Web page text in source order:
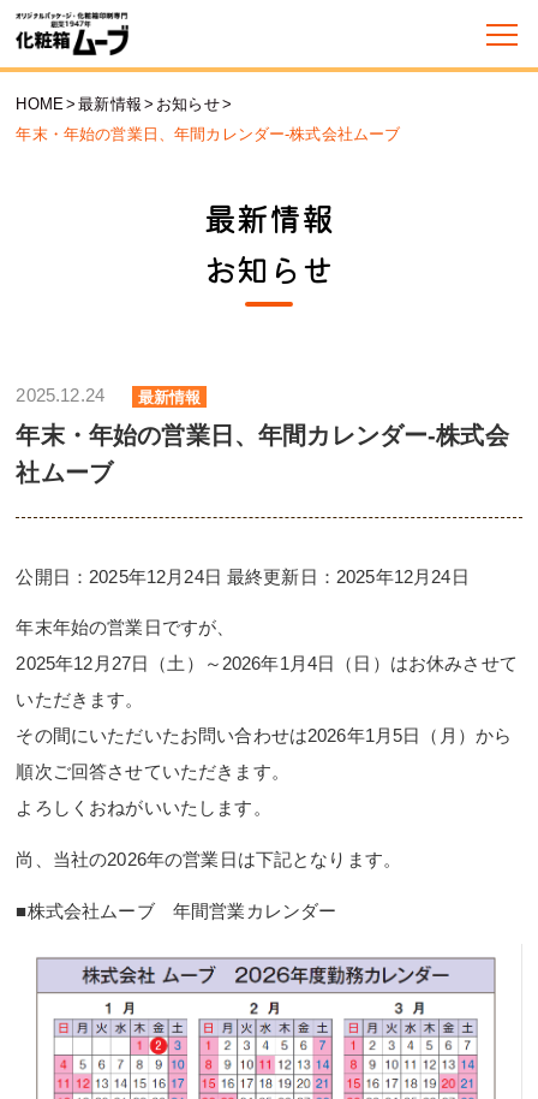
HOME> 最新情報 > お知らせ>
年末・年始の営業日、年間カレンダー-株式会社ムーブ
最新情報
お知らせ
2025.12.24 最新情報
年末・年始の営業日、年間カレンダー-株式会
社ムーブ
公開日：2025年12月24日 最終更新日：2025年12月24日
年末年始の営業日ですが、
2025年12月27日（土）～2026年1月4日（日）はお休みさせて
いただきます。
その間にいただいたお問い合わせは2026年1月5日（月）から
順次ご回答させていただきます。
よろしくおねがいいたします。
尚、当社の2026年の営業日は下記となります。
■株式会社ムーブ 年間営業カレンダー